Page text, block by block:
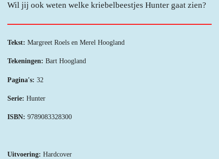
Wil jij ook weten welke kriebelbeestjes Hunter gaat zien?
Tekst: Margreet Roels en Merel Hoogland
Tekeningen: Bart Hoogland
Pagina's: 32
Serie: Hunter
ISBN: 9789083328300
Uitvoering: Hardcover